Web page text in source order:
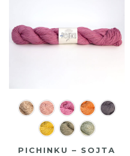
PICHINKU – SOJTA